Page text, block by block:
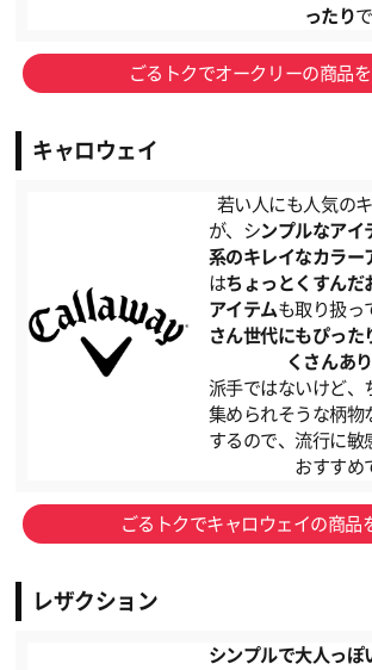
ったり
ごるトクでオークリーの商品
キャロウェイ
若い人にも人気の
が、シンプルなアイ
系のキレイなカラー
はちょっとくすんだ
アイテムも取り扱っ
さん世代にもぴった
くさんあ
派手ではないけど、
集められそうな柄物
するので、流行に敏
おすすめ
ごるトクでキャロウェイの商品
レザクション
シンプルで大人っぽ